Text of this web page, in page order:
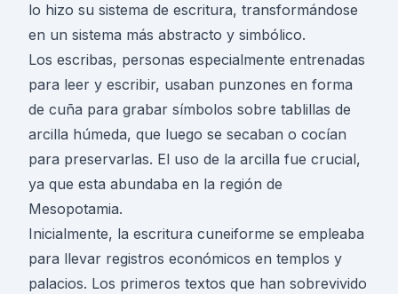
lo hizo su sistema de escritura, transformándose
en un sistema más abstracto y simbólico.
Los escribas, personas especialmente entrenadas
para leer y escribir, usaban punzones en forma
de cuña para grabar símbolos sobre tablillas de
arcilla húmeda, que luego se secaban o cocían
para preservarlas. El uso de la arcilla fue crucial,
ya que esta abundaba en la región de
Mesopotamia.
Inicialmente, la escritura cuneiforme se empleaba
para llevar registros económicos en templos y
palacios. Los primeros textos que han sobrevivido